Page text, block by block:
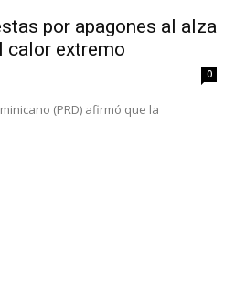
por apagones al alza
calor extremo
0
(PRD) afirmó que la